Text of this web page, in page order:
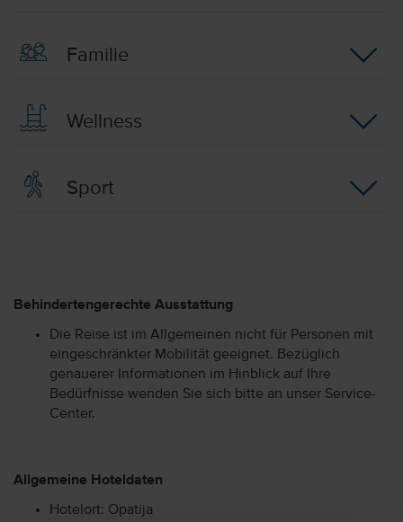
Familie
Wellness
Sport
Behindertengerechte Ausstattung
Die Reise ist im Allgemeinen nicht für Personen mit
eingeschränkter Mobilität geeignet. Bezüglich
genauerer Informationen im Hinblick auf Ihre
Bedürfnisse wenden Sie sich bitte an unser Service-
Center.
Allgemeine Hoteldaten
Hotelort: Opatija